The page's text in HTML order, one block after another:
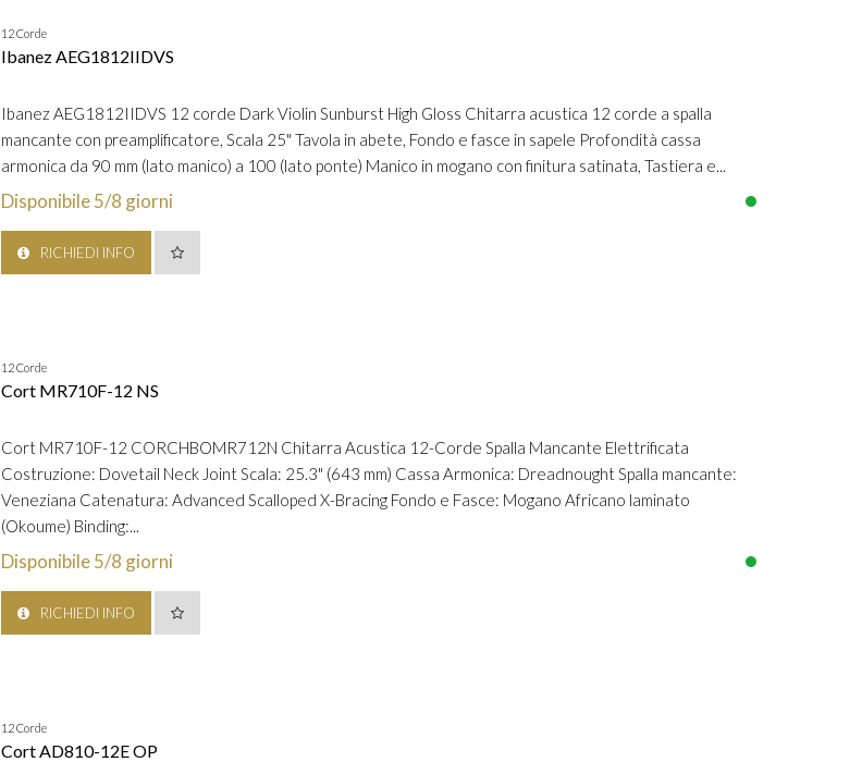
12 Corde
Ibanez AEG1812IIDVS
Ibanez AEG1812IIDVS 12 corde Dark Violin Sunburst High Gloss Chitarra acustica 12 corde a spalla
mancante con preamplificatore, Scala 25" Tavola in abete, Fondo e fasce in sapele Profondità cassa
armonica da 90 mm (lato manico) a 100 (lato ponte) Manico in mogano con finitura satinata, Tastiera e...
Disponibile 5/8 giorni
RICHIEDI INFO
12 Corde
Cort MR710F-12 NS
Cort MR710F-12 CORCHBOMR712N Chitarra Acustica 12-Corde Spalla Mancante Elettrificata
Costruzione: Dovetail Neck Joint Scala: 25.3" (643 mm) Cassa Armonica: Dreadnought Spalla mancante:
Veneziana Catenatura: Advanced Scalloped X-Bracing Fondo e Fasce: Mogano Africano laminato
(Okoume) Binding:...
Disponibile 5/8 giorni
RICHIEDI INFO
12 Corde
Cort AD810-12E OP